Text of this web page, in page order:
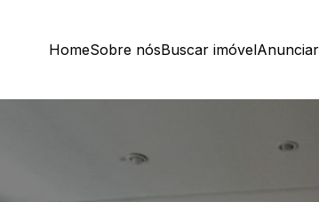
HomeSobre nósBuscar imóvel